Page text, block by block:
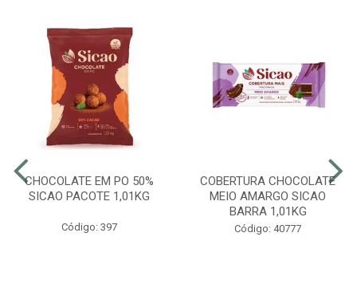
CHOCOLATE EM PO 50%
SICAO PACOTE 1,01KG
Código: 397
COBERTURA CHOCOLATE
MEIO AMARGO SICAO
BARRA 1,01KG
Código: 40777